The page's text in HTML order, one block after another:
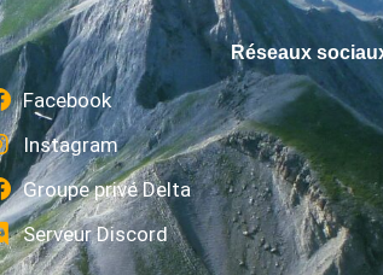
Réseaux
Facebook
Instagram
Groupe privé Delta
Serveur Discord